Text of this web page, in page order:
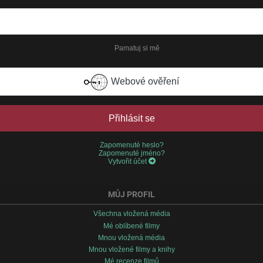
Pamatuj si mě
Webové ověření
Přihlásit se
Zapomenuté heslo?
Zapomenuté jméno?
Vytvořit účet
MŮJ PROFIL
Všechna vložená média
Mé oblíbené filmy
Mnou vložená média
Mnou vložené filmy a knihy
Mé recenze filmů